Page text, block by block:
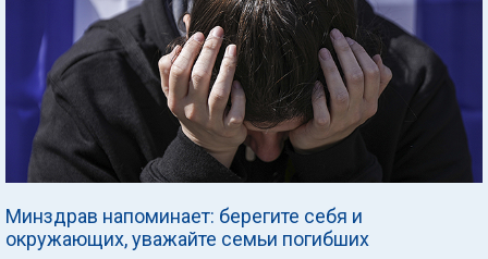
Минздрав напоминает: берегите себя и
окружающих, уважайте семьи погибших